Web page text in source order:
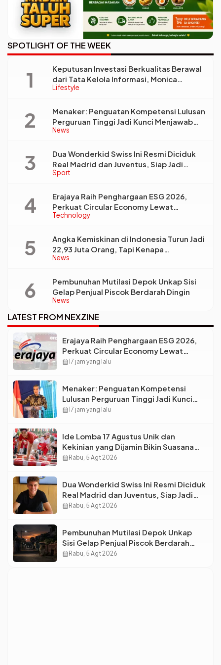
SPOTLIGHT OF THE WEEK
Lifestyle
Keputusan Investasi Berkualitas Berawal
dari Tata Kelola Informasi, Monica
Triyadi: Bukan Sekadar Analisis
News
Menaker: Penguatan Kompetensi Lulusan
Perguruan Tinggi Jadi Kunci Menjawab
Kebutuhan Dunia Kerja
Sport
Dua Wonderkid Swiss Ini Resmi Diciduk
Real Madrid dan Juventus, Siap Jadi
Bintang Baru Eropa
Technology
Erajaya Raih Penghargaan ESG 2026,
Perkuat Circular Economy Lewat
Pengelolaan Limbah Berkelanjutan
News
Angka Kemiskinan di Indonesia Turun Jadi
22,93 Juta Orang, Tapi Kenapa
Ketimpangan Desa dan Kota Malah Makin
News
Pembunuhan Mutilasi Depok Unkap Sisi
Gelap Penjual Piscok Berdarah Dingin
LATEST FROM NEXZINE
Erajaya Raih Penghargaan ESG 2026,
Perkuat Circular Economy Lewat
Pengelolaan Limbah Berkelanjutan
calendar_month17 jam yang lalu
Menaker: Penguatan Kompetensi
Lulusan Perguruan Tinggi Jadi Kunci
Menjawab Kebutuhan Dunia Kerja
calendar_month17 jam yang lalu
Ide Lomba 17 Agustus Unik dan
Kekinian yang Dijamin Bikin Suasana
Makin Pecah
calendar_month Rabu, 5 Agt 2026
Dua Wonderkid Swiss Ini Resmi Diciduk
Real Madrid dan Juventus, Siap Jadi
Bintang Baru Eropa
calendar_month Rabu, 5 Agt 2026
Pembunuhan Mutilasi Depok Unkap
Sisi Gelap Penjual Piscok Berdarah
Dingin
calendar_month Rabu, 5 Agt 2026